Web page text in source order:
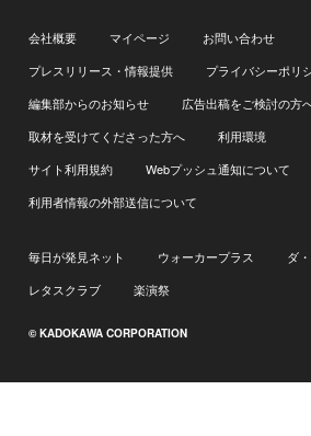
会社概要 マイページ
お問い合わせ
プレスリリース・情報提供
プライバシーポリ
編集部からのお知らせ
広告出稿をご検討の方
取材を受けてくださった方へ
利用環境
サイト利用規約
Webプッシュ通知について
利用者情報の外部送信について
毎日が発見ネット ウォーカープラス
ダ
レタスクラブ
楽演祭
© KADOKAWA CORPORATION